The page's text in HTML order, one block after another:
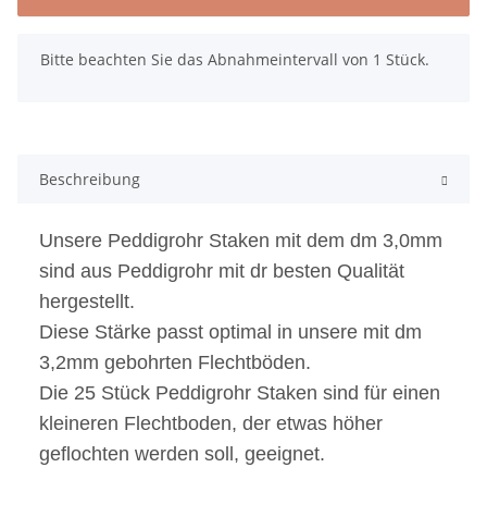
x
Bitte beachten Sie das Abnahmeintervall von 1 Stück.
Beschreibung
Unsere Peddigrohr Staken mit dem dm 3,0mm
sind aus Peddigrohr mit dr besten Qualität
hergestellt.
Diese Stärke passt optimal in unsere mit dm
3,2mm gebohrten Flechtböden.
Die 25 Stück Peddigrohr Staken sind für einen
kleineren Flechtboden, der etwas höher
geflochten werden soll, geeignet.